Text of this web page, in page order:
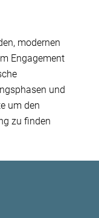
modernen
Engagement
und
um den
zu finden